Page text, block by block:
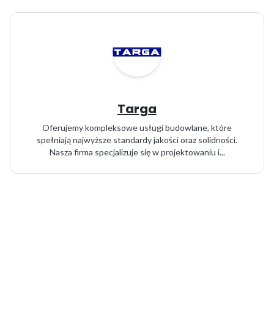
Targa
Oferujemy kompleksowe usługi budowlane, które
spełniają najwyższe standardy jakości oraz solidności.
Nasza firma specjalizuje się w projektowaniu i...